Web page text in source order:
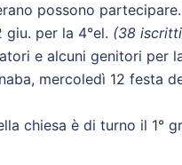
possono partecipare.
giu. per la 4°el. (38
e alcuni genitori per
mercoledì 12 festa
chiesa è di turno il 1°